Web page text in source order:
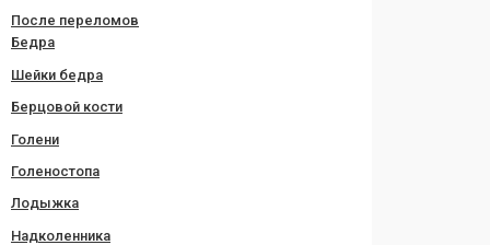
После переломов
Бедра
Шейки бедра
Берцовой кости
Голени
Голеностопа
Лодыжка
Надколенника